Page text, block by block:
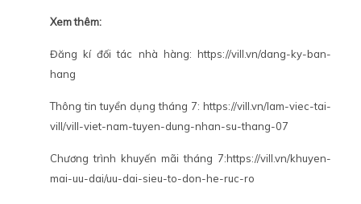
Xem thêm:
Đăng kí đối tác nhà hàng:https://vill.vn/dang-ky-ban-
hang
Thông tin tuyển dụng tháng 7: https://vill.vn/lam-viec-tai-
vill/vill-viet-nam-tuyen-dung-nhan-su-thang-07
Chương trình khuyến mãi tháng 7:https://vill.vn/khuyen-
mai-uu-dai/uu-dai-sieu-to-don-he-ruc-ro